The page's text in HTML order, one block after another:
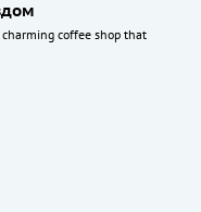
coffee shop that